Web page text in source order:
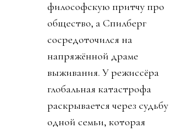
философскую притчу про
общество, а Спилберг
сосредоточился на
напряжённой драме
выживания. У режиссёра
глобальная катастрофа
раскрывается через судьбу
одной семьи, которая